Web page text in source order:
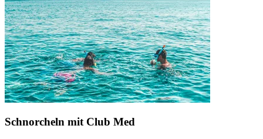
Schnorcheln mit Club Med